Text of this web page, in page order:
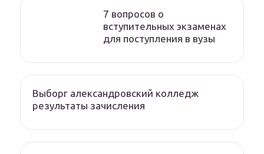
7 вопросов о
вступительных экзаменах
для поступления в вузы
Выборг александровский колледж
результаты зачисления